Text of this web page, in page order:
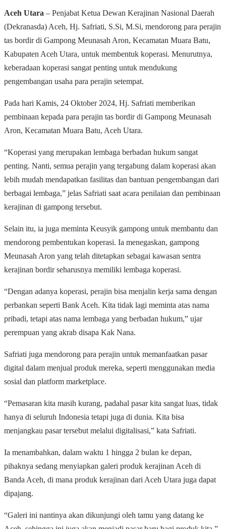
Aceh Utara – Penjabat Ketua Dewan Kerajinan Nasional Daerah
(Dekranasda) Aceh, Hj. Safriati, S.Si, M.Si, mendorong para perajin
tas bordir di Gampong Meunasah Aron, Kecamatan Muara Batu,
Kabupaten Aceh Utara, untuk membentuk koperasi. Menurutnya,
keberadaan koperasi sangat penting untuk mendukung
pengembangan usaha para perajin setempat.
Pada hari Kamis, 24 Oktober 2024, Hj. Safriati memberikan
pembinaan kepada para perajin tas bordir di Gampong Meunasah
Aron, Kecamatan Muara Batu, Aceh Utara.
“Koperasi yang merupakan lembaga berbadan hukum sangat
penting. Nanti, semua perajin yang tergabung dalam koperasi akan
lebih mudah mendapatkan fasilitas dan bantuan pengembangan dari
berbagai lembaga,” jelas Safriati saat acara penilaian dan pembinaan
kerajinan di gampong tersebut.
Selain itu, ia juga meminta Keusyik gampong untuk membantu dan
mendorong pembentukan koperasi. Ia menegaskan, gampong
Meunasah Aron yang telah ditetapkan sebagai kawasan sentra
kerajinan bordir seharusnya memiliki lembaga koperasi.
“Dengan adanya koperasi, perajin bisa menjalin kerja sama dengan
perbankan seperti Bank Aceh. Kita tidak lagi meminta atas nama
pribadi, tetapi atas nama lembaga yang berbadan hukum,” ujar
perempuan yang akrab disapa Kak Nana.
Safriati juga mendorong para perajin untuk memanfaatkan pasar
digital dalam menjual produk mereka, seperti menggunakan media
sosial dan platform marketplace.
“Pemasaran kita masih kurang, padahal pasar kita sangat luas, tidak
hanya di seluruh Indonesia tetapi juga di dunia. Kita bisa
menjangkau pasar tersebut melalui digitalisasi,” kata Safriati.
Ia menambahkan, dalam waktu 1 hingga 2 bulan ke depan,
pihaknya sedang menyiapkan galeri produk kerajinan Aceh di
Banda Aceh, di mana produk kerajinan dari Aceh Utara juga dapat
dipajang.
“Galeri ini nantinya akan dikunjungi oleh tamu yang datang ke